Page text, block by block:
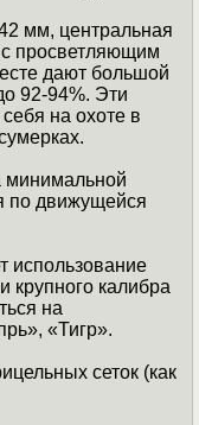
мм, центральная
с просветляющим
дают большой
92-94%. Эти
на охоте в
минимальной
по движущейся
использование
крупного калибра
на
«Тигр».
сеток (как